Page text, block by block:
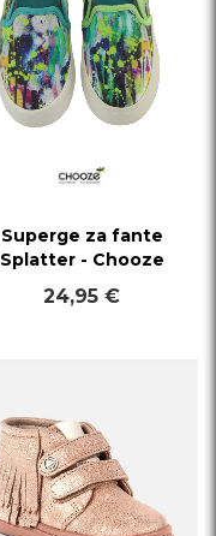
Superge za fante
Splatter - Chooze
24,95 €